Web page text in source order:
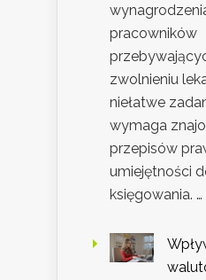
pracowników
zwolnieniu
niełatwe
wymaga
przepisów
umiejętności
księgowania. …